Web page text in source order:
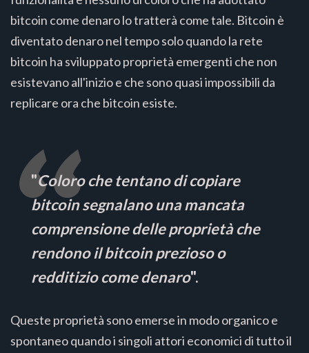
bitcoin come denaro lo tratterà come tale. Bitcoin è
diventato denaro nel tempo solo quando la rete
bitcoin ha sviluppato proprietà emergenti che non
esistevano all'inizio e che sono quasi impossibili da
replicare ora che bitcoin esiste.
"Coloro che tentano di copiare
bitcoin segnalano una mancata
comprensione delle proprietà che
rendono il bitcoin prezioso o
redditizio come denaro".
Queste proprietà sono emerse in modo organico e
spontaneo quando i singoli attori economici di tutto il